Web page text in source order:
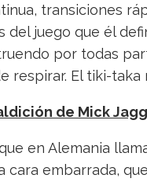
transiciones
del juego que él
por todas
respirar. El tiki-taka
de Mick
en Alemania
cara embarrada,